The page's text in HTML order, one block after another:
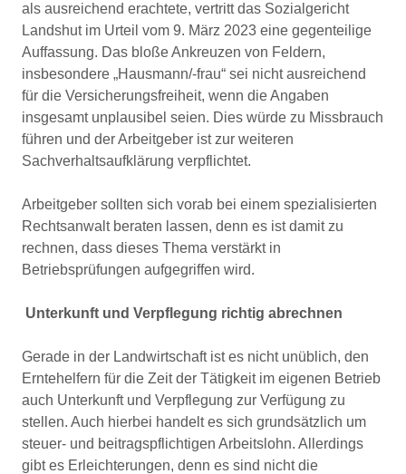
als ausreichend erachtete, vertritt das Sozialgericht
Landshut im Urteil vom 9. März 2023 eine gegenteilige
Auffassung. Das bloße Ankreuzen von Feldern,
insbesondere „Hausmann/-frau“ sei nicht ausreichend
für die Versicherungsfreiheit, wenn die Angaben
insgesamt unplausibel seien. Dies würde zu Missbrauch
führen und der Arbeitgeber ist zur weiteren
Sachverhaltsaufklärung verpflichtet.
Arbeitgeber sollten sich vorab bei einem spezialisierten
Rechtsanwalt beraten lassen, denn es ist damit zu
rechnen, dass dieses Thema verstärkt in
Betriebsprüfungen aufgegriffen wird.
Unterkunft und Verpflegung richtig abrechnen
Gerade in der Landwirtschaft ist es nicht unüblich, den
Erntehelfern für die Zeit der Tätigkeit im eigenen Betrieb
auch Unterkunft und Verpflegung zur Verfügung zu
stellen. Auch hierbei handelt es sich grundsätzlich um
steuer- und beitragspflichtigen Arbeitslohn. Allerdings
gibt es Erleichterungen, denn es sind nicht die